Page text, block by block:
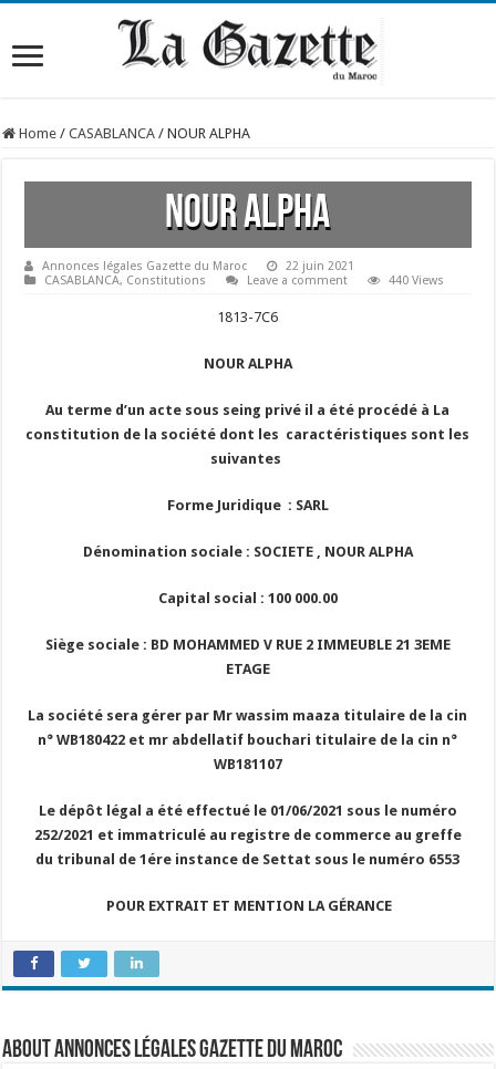
Home / CASABLANCA / NOUR ALPHA
NOUR ALPHA
Annonces légales Gazette du Maroc
22 juin 2021
CASABLANCA, Constitutions Leave a comment 440 Views
1813-7C6
NOUR ALPHA
Au terme d’un acte sous seing privé il a été procédé à La
constitution de la société dont les caractéristiques sont les
suivantes
Forme Juridique : SARL
Dénomination sociale : SOCIETE , NOUR ALPHA
Capital social : 100 000.00
Siège sociale : BD MOHAMMED V RUE 2 IMMEUBLE 21 3EME
ETAGE
La société sera gérer par Mr wassim maaza titulaire de la cin
n° WB180422 et mr abdellatif bouchari titulaire de la cin n°
WB181107
Le dépôt légal a été effectué le 01/06/2021 sous le numéro
252/2021 et immatriculé au registre de commerce au greffe
du tribunal de 1ére instance de Settat sous le numéro 6553
POUR EXTRAIT ET MENTION LA GÉRANCE
About Annonces légales Gazette du Maroc